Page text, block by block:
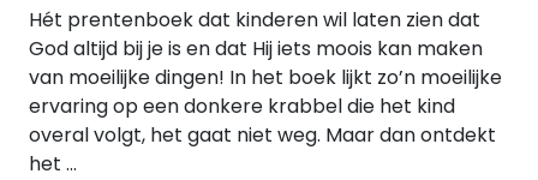
Hét prentenboek dat kinderen wil laten zien dat
God altijd bij je is en dat Hij iets moois kan maken
van moeilijke dingen! In het boek lijkt zo’n moeilijke
ervaring op een donkere krabbel die het kind
overal volgt, het gaat niet weg. Maar dan ontdekt
het ...